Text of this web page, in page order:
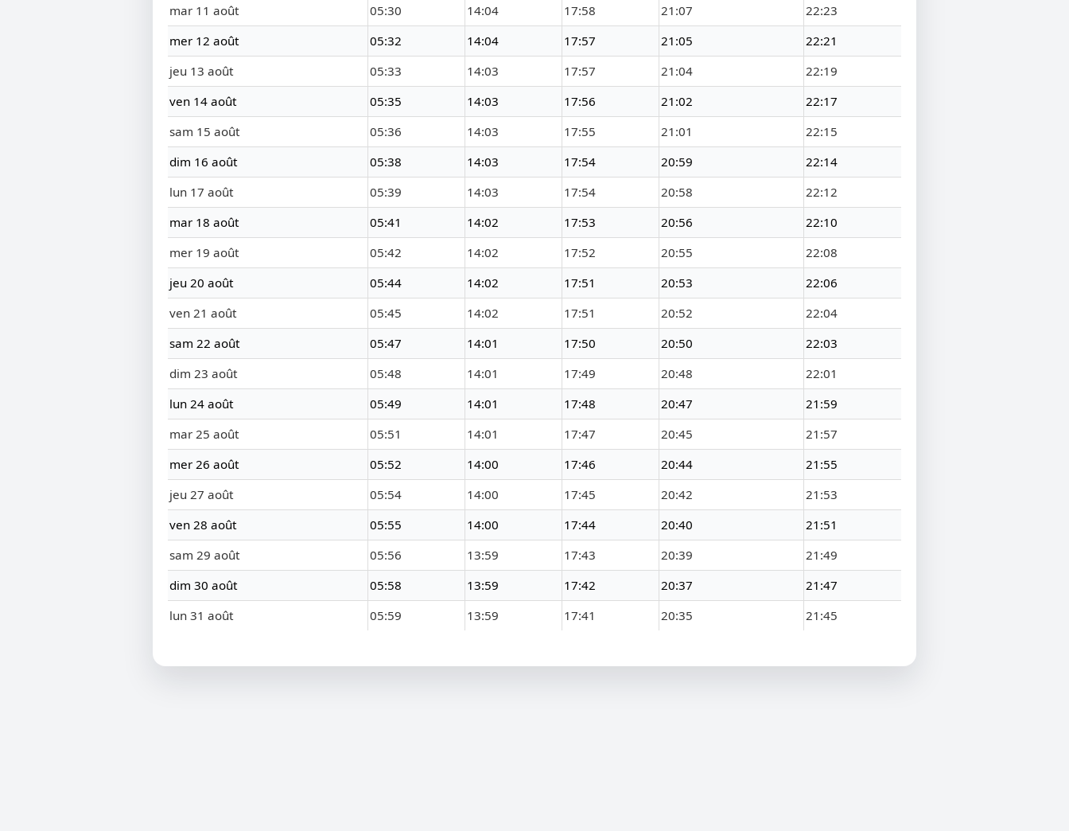
mar 11 août
05:30 14:04 17:58 21:07
22:23
mer 12 août
05:32 14:04 17:57 21:05
22:21
jeu 13 août
05:33 14:03 17:57 21:04
22:19
ven 14 août
05:35 14:03 17:56 21:02
22:17
sam 15 août
05:36 14:03 17:55 21:01
22:15
dim 16 août
05:38 14:03 17:54 20:59
22:14
lun 17 août
05:39 14:03 17:54 20:58
22:12
mar 18 août
05:41 14:02 17:53 20:56
22:10
mer 19 août
05:42 14:02 17:52 20:55
22:08
jeu 20 août
05:44 14:02 17:51 20:53
22:06
ven 21 août
05:45 14:02 17:51 20:52
22:04
sam 22 août
05:47 14:01 17:50 20:50
22:03
dim 23 août
05:48 14:01 17:49 20:48
22:01
lun 24 août
05:49 14:01 17:48 20:47
21:59
mar 25 août
05:51 14:01 17:47 20:45
21:57
mer 26 août
05:52 14:00 17:46 20:44
21:55
jeu 27 août
05:54 14:00 17:45 20:42
21:53
ven 28 août
05:55 14:00 17:44 20:40
21:51
sam 29 août
05:56 13:59 17:43 20:39
21:49
dim 30 août
05:58 13:59 17:42 20:37
21:47
lun 31 août
05:59 13:59 17:41 20:35 21:45